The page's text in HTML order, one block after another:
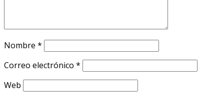
Nombre *
Correo electrónico *
Web